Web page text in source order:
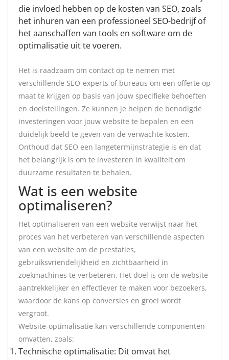
die invloed hebben op de kosten van SEO, zoals
het inhuren van een professioneel SEO-bedrijf of
het aanschaffen van tools en software om de
optimalisatie uit te voeren.
Het is raadzaam om contact op te nemen met
verschillende SEO-experts of bureaus om een offerte op
maat te krijgen op basis van jouw specifieke behoeften
en doelstellingen. Ze kunnen je helpen de benodigde
investeringen voor jouw website te bepalen en een
duidelijk beeld te geven van de verwachte kosten.
Onthoud dat SEO een langetermijnstrategie is en dat
het belangrijk is om te investeren in kwaliteit om
duurzame resultaten te behalen.
Wat is een website
optimaliseren?
Het optimaliseren van een website verwijst naar het
proces van het verbeteren van verschillende aspecten
van een website om de prestaties,
gebruiksvriendelijkheid en zichtbaarheid in
zoekmachines te verbeteren. Het doel is om de website
aantrekkelijker en effectiever te maken voor bezoekers,
waardoor de kans op conversies en groei wordt
vergroot.
Website-optimalisatie kan verschillende componenten
omvatten, zoals:
Technische optimalisatie: Dit omvat het